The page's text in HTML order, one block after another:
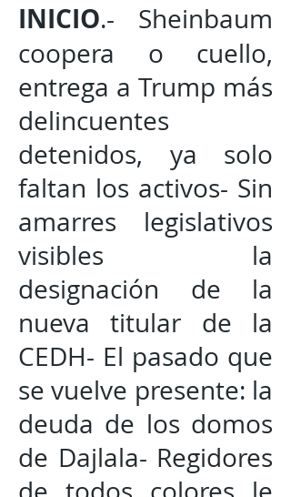
INICIO.- Sheinbaum
coopera o cuello,
entrega a Trump más
delincuentes
detenidos, ya solo
faltan los activos- Sin
amarres legislativos
visibles la
designación de la
nueva titular de la
CEDH- El pasado que
se vuelve presente: la
deuda de los domos
de Dajlala- Regidores